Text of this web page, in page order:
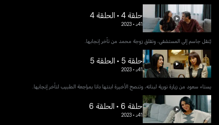
حلقة 4 • الحلقة 4
41د •
2023
يٌنقل جاسم إلى المستشفى، وتقلق زوجة محمد من تأخر إنجابها.
حلقة 5 • الحلقة 5
41د •
2023
يستاء سعود من زيارة نورية لبناته، وتنصح الأخيرة ابنتها دانا بمراجعة الطبيب لتأخر إنجابها.
حلقة 6 • الحلقة 6
41د •
2023